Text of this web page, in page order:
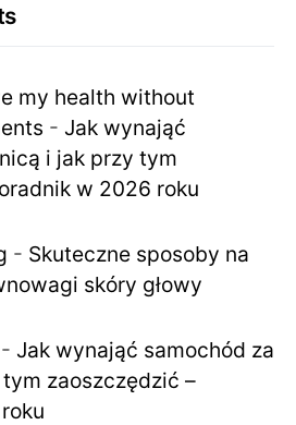
my health without
- Jak wynająć
i jak przy tym
w 2026 roku
- Skuteczne sposoby na
skóry głowy
- Jak wynająć samochód za
zaoszczędzić –